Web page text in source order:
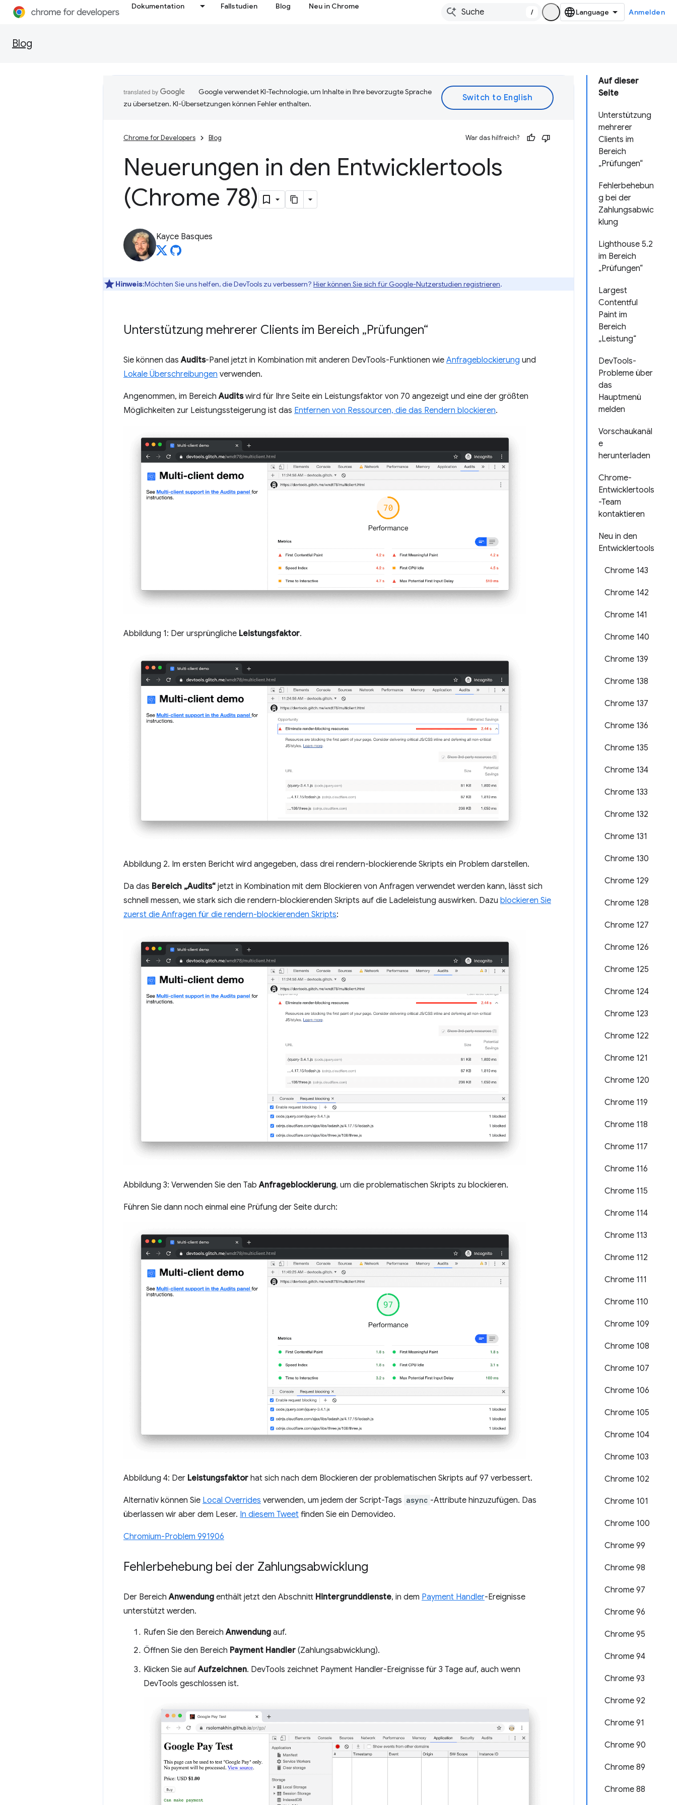
Dokumentation Fallstudien Blog Neu in Chrome
/ Anmelden
Blog
Auf dieser
Seite
Unterstützung
mehrerer
Clients im
Bereich
„Prüfungen“
Fehlerbehebun
g bei der
Zahlungsabwic
klung
Lighthouse 5.2
im Bereich
„Prüfungen“
Largest
Contentful
Paint im
Bereich
„Leistung“
DevTools-
Probleme über
das
Hauptmenü
melden
Vorschaukanäl
e
herunterladen
Chrome-
Entwicklertools
-Team
kontaktieren
Neu in den
Entwicklertools
Chrome 143
Chrome 142
Chrome 141
Chrome 140
Chrome 139
Chrome 138
Chrome 137
Chrome 136
Chrome 135
Chrome 134
Chrome 133
Chrome 132
Chrome 131
Chrome 130
Chrome 129
Chrome 128
Chrome 127
Chrome 126
Chrome 125
Chrome 124
Chrome 123
Chrome 122
Chrome 121
Chrome 120
Chrome 119
Chrome 118
Chrome 117
Chrome 116
Chrome 115
Chrome 114
Chrome 113
Chrome 112
Chrome 111
Chrome 110
Chrome 109
Chrome 108
Chrome 107
Chrome 106
Chrome 105
Chrome 104
Chrome 103
Chrome 102
Chrome 101
Chrome 100
Chrome 99
Chrome 98
Chrome 97
Chrome 96
Chrome 95
Chrome 94
Chrome 93
Chrome 92
Chrome 91
Chrome 90
Chrome 89
Chrome 88
Google verwendet KI-Technologie, um Inhalte in Ihre bevorzugte Sprache
zu übersetzen. KI-Übersetzungen können Fehler enthalten.
Chrome for Developers Blog War das hilfreich?
Neuerungen in den Entwicklertools
(Chrome 78)
Kayce Basques
Hinweis:Möchten Sie uns helfen, die DevTools zu verbessern? Hier können Sie sich für Google-Nutzerstudien registrieren.
Unterstützung mehrerer Clients im Bereich „Prüfungen“
Sie können dasAudits-Panel jetzt in Kombination mit anderen DevTools-Funktionen wie Anfrageblockierung und
Lokale Überschreibungen verwenden.
Angenommen, im BereichAuditswird für Ihre Seite ein Leistungsfaktor von 70 angezeigt und eine der größten
Möglichkeiten zur Leistungssteigerung ist das Entfernen von Ressourcen, die das Rendern blockieren.
Abbildung 1: Der ursprüngliche Leistungsfaktor.
Abbildung 2. Im ersten Bericht wird angegeben, dass drei rendern-blockierende Skripts ein Problem darstellen.
Da das Bereich „Audits“ jetzt in Kombination mit dem Blockieren von Anfragen verwendet werden kann, lässt sich
schnell messen, wie stark sich die rendern-blockierenden Skripts auf die Ladeleistung auswirken. Dazu blockieren Sie
zuerst die Anfragen für die rendern-blockierenden Skripts:
Abbildung 3: Verwenden Sie den TabAnfrageblockierung, um die problematischen Skripts zu blockieren.
Führen Sie dann noch einmal eine Prüfung der Seite durch:
Abbildung 4: Der Leistungsfaktor hat sich nach dem Blockieren der problematischen Skripts auf 97 verbessert.
Alternativ können Sie Local Overrides verwenden, um jedem der Script-Tags async -Attribute hinzuzufügen. Das
überlassen wir aber dem Leser. In diesem Tweet finden Sie ein Demovideo.
Chromium-Problem 991906
Fehlerbehebung bei der Zahlungsabwicklung
Der BereichAnwendung enthält jetzt den Abschnitt Hintergrunddienste, in dem Payment Handler-Ereignisse
unterstützt werden.
Rufen Sie den BereichAnwendung auf.
Öffnen Sie den Bereich Payment Handler (Zahlungsabwicklung).
Klicken Sie aufAufzeichnen. DevTools zeichnet Payment Handler-Ereignisse für 3 Tage auf, auch wenn
DevTools geschlossen ist.